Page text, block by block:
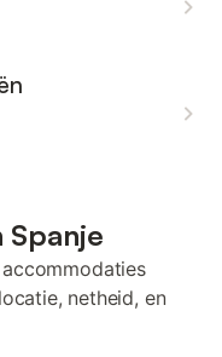
Spanje
netheid, en